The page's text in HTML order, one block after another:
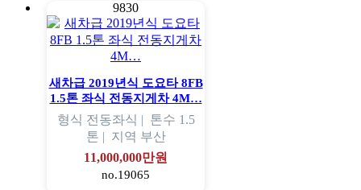
9830
새차급 2019년식 도요타 8FB
1.5톤 좌식 전동지게차 4M…
형식 전동좌식 | 톤수 1.5
톤 | 지역 부산
11,000,000만원
no.19065